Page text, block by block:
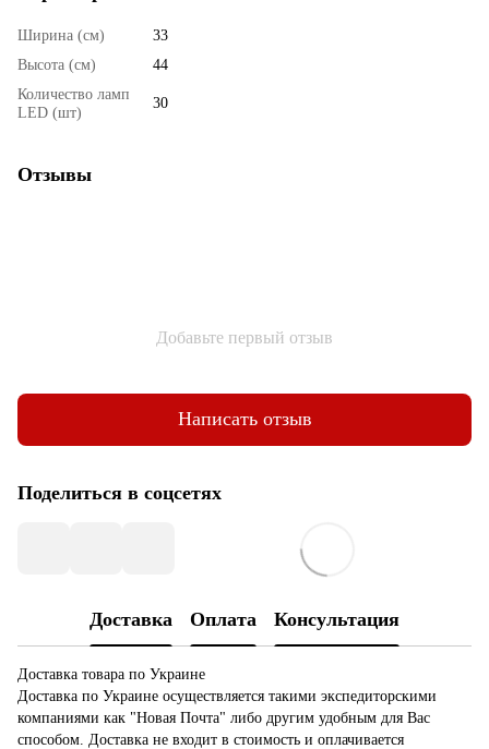
Ширина (см)
33
Высота (см)
44
Количество ламп
LED (шт)
30
Отзывы
Добавьте первый отзыв
Написать отзыв
Поделиться в соцсетях
Доставка Оплата Консультация
Доставка товара по Украине
Доставка по Украине осуществляется такими экспедиторскими
компаниями как "Новая Почта" либо другим удобным для Вас
способом. Доставка не входит в стоимость и оплачивается